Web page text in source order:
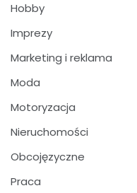
Hobby
Imprezy
Marketing i reklama
Moda
Motoryzacja
Nieruchomości
Obcojęzyczne
Praca